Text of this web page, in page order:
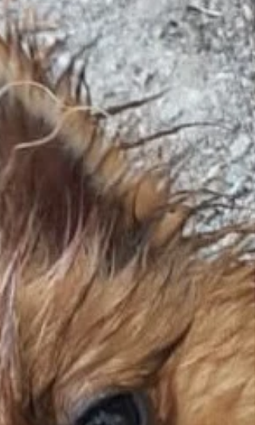
Hunde - Wie können wir diesen
wundervollen, aber verletzten
Wesen wirklich helfen? Ich nehme
Sie mit auf einen Weg voller
Einfühlungsvermögen, Geduld und
Hoffnung.